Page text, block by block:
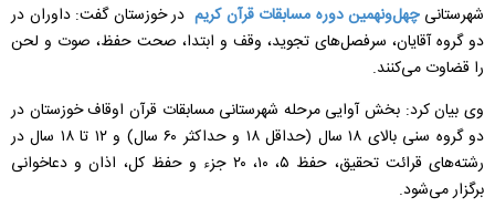
شهرستانی چهل‌ونهمین دوره مسابقات قرآن کریمدر خوزستان گفت: داوران در
دو گروه آقایان، سرفصل‌های تجوید، وقف و ابتدا، صحت حفظ، صوت و لحن
را قضاوت می‌کنند.
وی بیان کرد: بخش آوایی مرحله شهرستانی مسابقات قرآن اوقاف خوزستان در
دو گروه سنی بالای ۱۸ سال (حداقل ۱۸ و حداکثر ۶۰ سال) و ۱۲ تا ۱۸ سال در
رشته‌های قرائت‌ تحقیق، حفظ ۵، ۱۰، ۲۰ جزء و حفظ کل، اذان و دعاخوانی
برگزار می‌شود.